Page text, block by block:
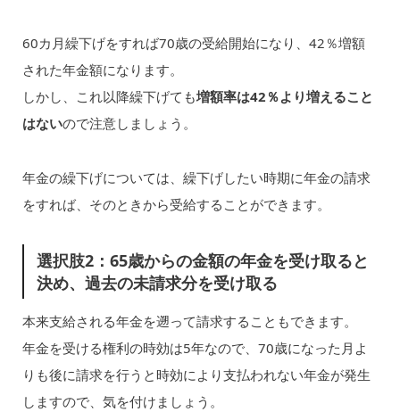
60カ月繰下げをすれば70歳の受給開始になり、42％増額
された年金額になります。
しかし、これ以降繰下げても増額率は42％より増えること
はないので注意しましょう。
年金の繰下げについては、繰下げしたい時期に年金の請求
をすれば、そのときから受給することができます。
選択肢2：65歳からの金額の年金を受け取ると
決め、過去の未請求分を受け取る
本来支給される年金を遡って請求することもできます。
年金を受ける権利の時効は5年なので、70歳になった月よ
りも後に請求を行うと時効により支払われない年金が発生
しますので、気を付けましょう。